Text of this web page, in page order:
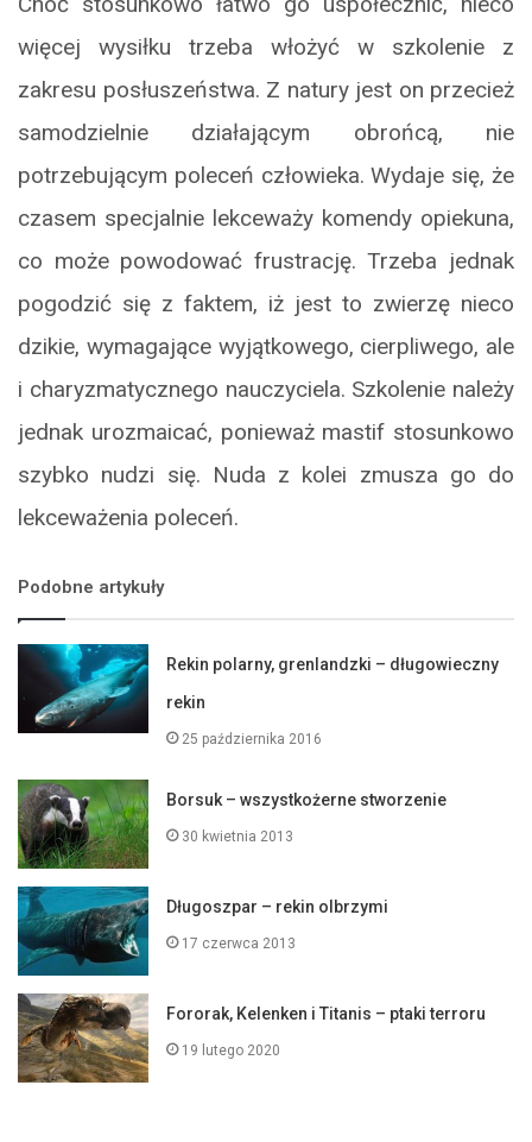
więcej wysiłku trzeba włożyć w szkolenie z
zakresu posłuszeństwa. Z natury jest on przecież
samodzielnie działającym obrońcą, nie
potrzebującym poleceń człowieka. Wydaje się, że
czasem specjalnie lekceważy komendy opiekuna,
co może powodować frustrację. Trzeba jednak
pogodzić się z faktem, iż jest to zwierzę nieco
dzikie, wymagające wyjątkowego, cierpliwego, ale
i charyzmatycznego nauczyciela. Szkolenie należy
jednak urozmaicać, ponieważ mastif stosunkowo
szybko nudzi się. Nuda z kolei zmusza go do
lekceważenia poleceń.
Podobne artykuły
Rekin polarny, grenlandzki – długowieczny
rekin
25 października 2016
Borsuk – wszystkożerne stworzenie
30 kwietnia 2013
Długoszpar – rekin olbrzymi
17 czerwca 2013
Fororak, Kelenken i Titanis – ptaki terroru
19 lutego 2020